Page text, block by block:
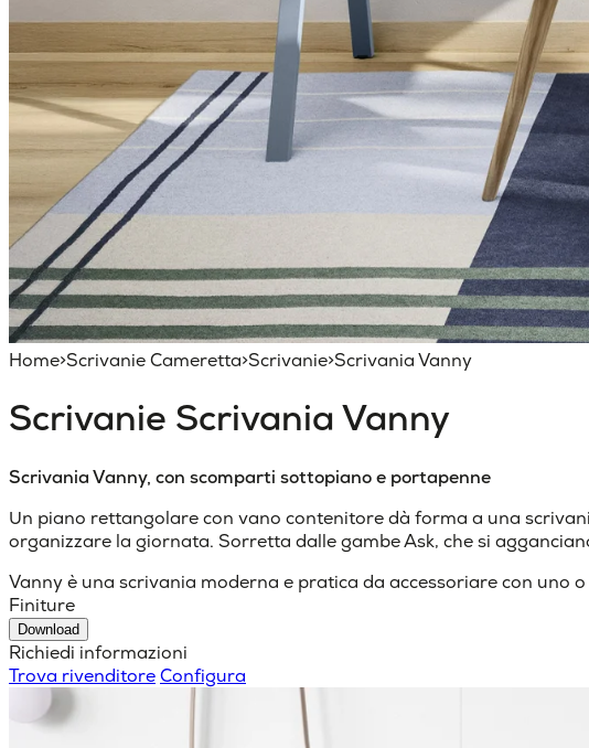
Home>Scrivanie Cameretta>Scrivanie>Scrivania Vanny
Scrivanie Scrivania Vanny
Scrivania Vanny, con scomparti sottopiano e portapenne
Un piano rettangolare con vano contenitore dà forma a una
organizzare la giornata. Sorretta dalle gambe Ask, che si
Vanny è una scrivania moderna e pratica da accessoriare con uno
Finiture
Download
Richiedi informazioni
Trova rivenditoreConfigura